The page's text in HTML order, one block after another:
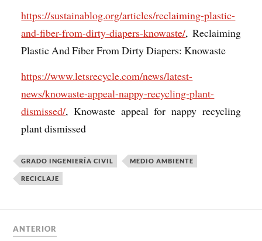
https://sustainablog.org/articles/reclaiming-plastic-
and-fiber-from-dirty-diapers-knowaste/, Reclaiming
Plastic And Fiber From Dirty Diapers: Knowaste
https://www.letsrecycle.com/news/latest-
news/knowaste-appeal-nappy-recycling-plant-
dismissed/, Knowaste appeal for nappy recycling
plant dismissed
GRADO INGENIERÍA CIVIL MEDIO AMBIENTE
RECICLAJE
ANTERIOR